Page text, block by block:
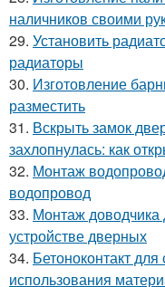
наличников своими
29. Установить
радиаторы
30. Изготовление
разместить
31. Вскрыть замок
захлопнулась: как
32. Монтаж
водопровод
33. Монтаж
устройстве дверных
34. Бетоноконтакт
использования